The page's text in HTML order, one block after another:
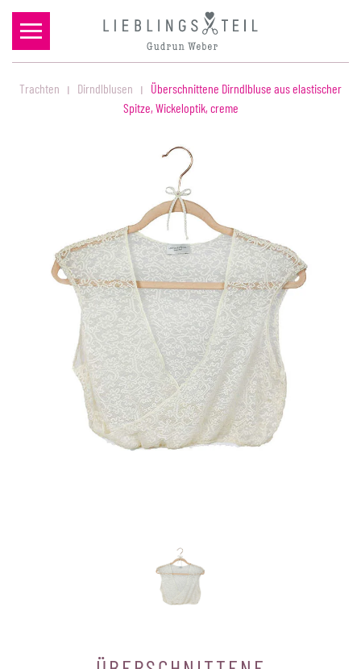
Zum Hauptinhalt springen
Trachten Dirndlblusen
Überschnittene Dirndlbluse aus elastischer
Spitze, Wickeloptik, creme